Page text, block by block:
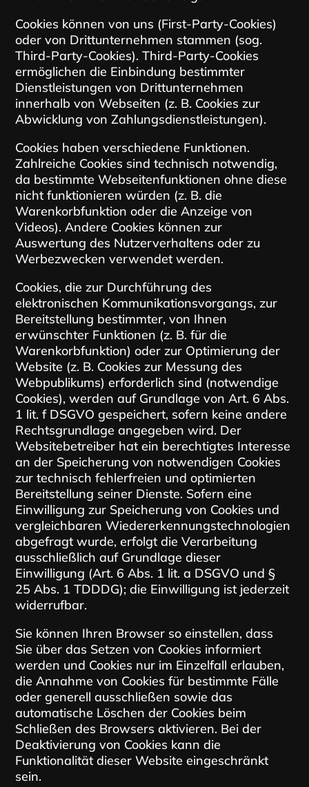
Cookies können von uns (First-Party-Cookies)
oder von Drittunternehmen stammen (sog.
Third-Party-Cookies). Third-Party-Cookies
ermöglichen die Einbindung bestimmter
Dienstleistungen von Drittunternehmen
innerhalb von Webseiten (z. B. Cookies zur
Abwicklung von Zahlungsdienstleistungen).
Cookies haben verschiedene Funktionen.
Zahlreiche Cookies sind technisch notwendig,
da bestimmte Webseitenfunktionen ohne diese
nicht funktionieren würden (z. B. die
Warenkorbfunktion oder die Anzeige von
Videos). Andere Cookies können zur
Auswertung des Nutzerverhaltens oder zu
Werbezwecken verwendet werden.
Cookies, die zur Durchführung des
elektronischen Kommunikationsvorgangs, zur
Bereitstellung bestimmter, von Ihnen
erwünschter Funktionen (z. B. für die
Warenkorbfunktion) oder zur Optimierung der
Website (z. B. Cookies zur Messung des
Webpublikums) erforderlich sind (notwendige
Cookies), werden auf Grundlage von Art. 6 Abs.
1 lit. f DSGVO gespeichert, sofern keine andere
Rechtsgrundlage angegeben wird. Der
Websitebetreiber hat ein berechtigtes Interesse
an der Speicherung von notwendigen Cookies
zur technisch fehlerfreien und optimierten
Bereitstellung seiner Dienste. Sofern eine
Einwilligung zur Speicherung von Cookies und
vergleichbaren Wiedererkennungstechnologien
abgefragt wurde, erfolgt die Verarbeitung
ausschließlich auf Grundlage dieser
Einwilligung (Art. 6 Abs. 1 lit. a DSGVO und §
25 Abs. 1 TDDDG); die Einwilligung ist jederzeit
widerrufbar.
Sie können Ihren Browser so einstellen, dass
Sie über das Setzen von Cookies informiert
werden und Cookies nur im Einzelfall erlauben,
die Annahme von Cookies für bestimmte Fälle
oder generell ausschließen sowie das
automatische Löschen der Cookies beim
Schließen des Browsers aktivieren. Bei der
Deaktivierung von Cookies kann die
Funktionalität dieser Website eingeschränkt
sein.